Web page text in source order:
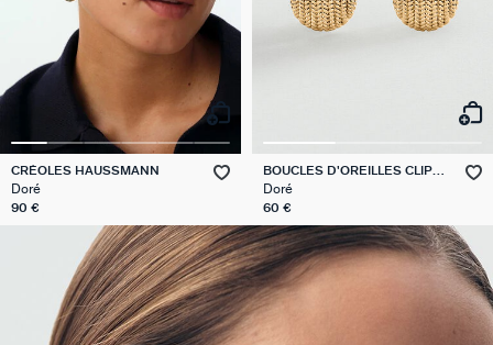
CRÉOLES HAUSSMANN
Doré
90 €
BOUCLES D'OREILLES CLIPS
TUILERIE
Doré
60 €